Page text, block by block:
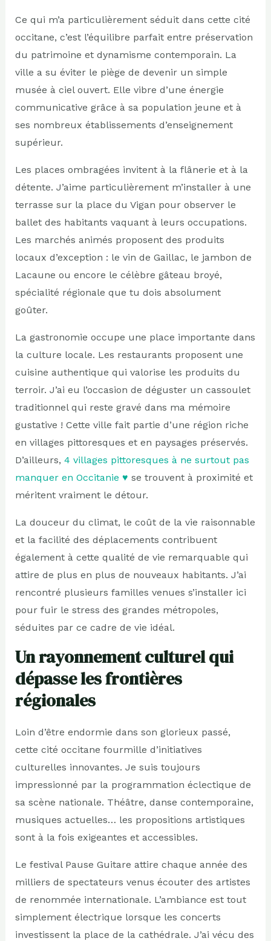
Ce qui m’a particulièrement séduit dans cette cité
occitane, c’est l’équilibre parfait entre préservation
du patrimoine et dynamisme contemporain. La
ville a su éviter le piège de devenir un simple
musée à ciel ouvert. Elle vibre d’une énergie
communicative grâce à sa population jeune et à
ses nombreux établissements d’enseignement
supérieur.
Les places ombragées invitent à la flânerie et à la
détente. J’aime particulièrement m’installer à une
terrasse sur la place du Vigan pour observer le
ballet des habitants vaquant à leurs occupations.
Les marchés animés proposent des produits
locaux d’exception : le vin de Gaillac, le jambon de
Lacaune ou encore le célèbre gâteau broyé,
spécialité régionale que tu dois absolument
goûter.
La gastronomie occupe une place importante dans
la culture locale. Les restaurants proposent une
cuisine authentique qui valorise les produits du
terroir. J’ai eu l’occasion de déguster un cassoulet
traditionnel qui reste gravé dans ma mémoire
gustative ! Cette ville fait partie d’une région riche
en villages pittoresques et en paysages préservés.
D’ailleurs, 4 villages pittoresques à ne surtout pas
manquer en Occitanie ♥️ se trouvent à proximité et
méritent vraiment le détour.
La douceur du climat, le coût de la vie raisonnable
et la facilité des déplacements contribuent
également à cette qualité de vie remarquable qui
attire de plus en plus de nouveaux habitants. J’ai
rencontré plusieurs familles venues s’installer ici
pour fuir le stress des grandes métropoles,
séduites par ce cadre de vie idéal.
Un rayonnement culturel qui
dépasse les frontières
régionales
Loin d’être endormie dans son glorieux passé,
cette cité occitane fourmille d’initiatives
culturelles innovantes. Je suis toujours
impressionné par la programmation éclectique de
sa scène nationale. Théâtre, danse contemporaine,
musiques actuelles… les propositions artistiques
sont à la fois exigeantes et accessibles.
Le festival Pause Guitare attire chaque année des
milliers de spectateurs venus écouter des artistes
de renommée internationale. L’ambiance est tout
simplement électrique lorsque les concerts
investissent la place de la cathédrale. J’ai vécu des